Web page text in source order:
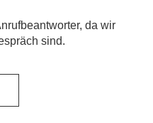
da wir
sind.